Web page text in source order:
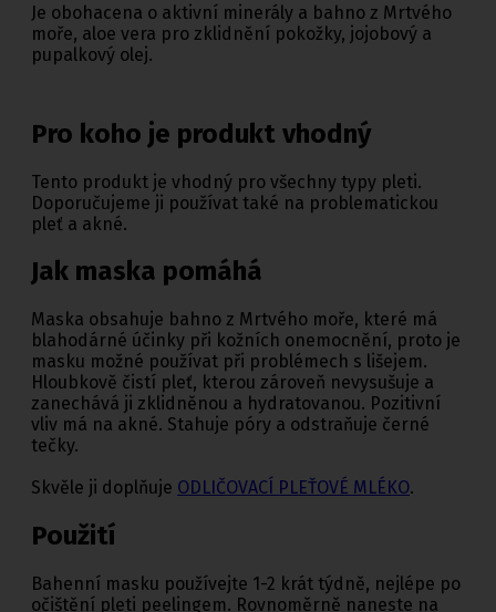
Je obohacena o aktivní minerály a bahno z Mrtvého
moře, aloe vera pro zklidnění pokožky, jojobový a
pupalkový olej.
Pro koho je produkt vhodný
Tento produkt je vhodný pro všechny typy pleti.
Doporučujeme ji používat také na problematickou
pleť a akné.
Jak maska pomáhá
Maska obsahuje bahno z Mrtvého moře, které má
blahodárné účinky při kožních onemocnění, proto je
masku možné používat při problémech s lišejem.
Hloubkově čistí pleť, kterou zároveň nevysušuje a
zanechává ji zklidněnou a hydratovanou. Pozitivní
vliv má na akné. Stahuje póry a odstraňuje černé
tečky.
Skvěle ji doplňuje ODLIČOVACÍ PLEŤOVÉ MLÉKO.
Použití
Bahenní masku používejte 1-2 krát týdně, nejlépe po
očištění pleti peelingem. Rovnoměrně naneste na